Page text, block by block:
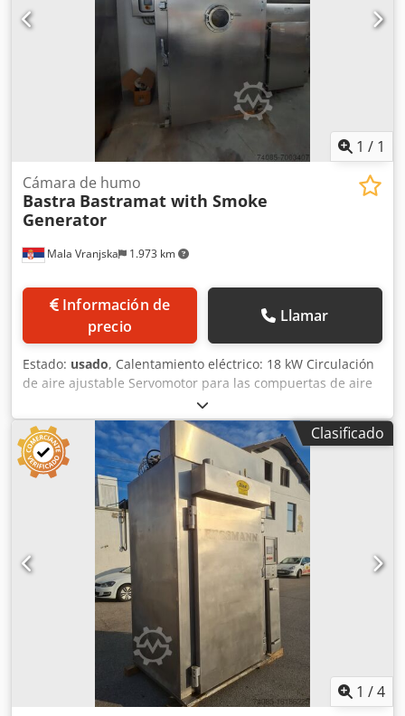
1 / 1
Mala Vranjska 1.973 km
Cámara de humo
Bastra Bastramat with Smoke
Generator
Información de
precio
Llamar
Estado: usado, Calentamiento eléctrico: 18 kW Circulación
de aire ajustable Servomotor para las compuertas de aire
fresco, aire de escape y humo Limpieza: con espuma
Alimentación de humo: según solicitud del cliente Material
para generar humo: astillas de madera Sin sistema de
postcombustión Dimensiones de instalación de la máquina
en cm: Ancho: 130 Largo: 120 Alto: 220 Cjdpfjhz Dktjx
Acaoha Dimensiones del carro en cm: 80*80*170 (alto)
Plazo de entrega: 30 días hábiles después del pago inicial.
Clasificado
1 /4